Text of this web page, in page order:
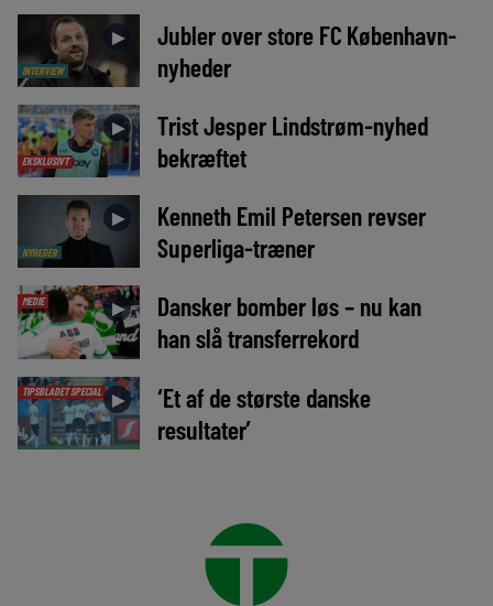
INTERVIEW
►
Jubler over store FC København-
nyheder
EKSKLUSIVT
►
Trist Jesper Lindstrøm-nyhed
bekræftet
NYHEDER
►
Kenneth Emil Petersen revser
Superliga-træner
MEDIE ►
Dansker bomber løs – nu kan
han slå transferrekord
TIPSBLADET SPECIAL ►
‘Et af de største danske
resultater’